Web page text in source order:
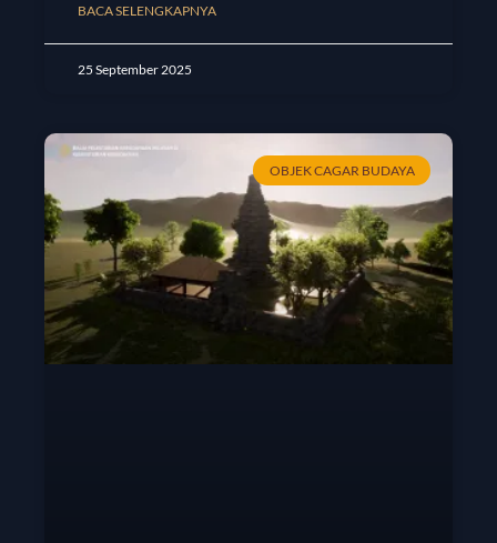
BACA SELENGKAPNYA
25 September 2025
OBJEK CAGAR BUDAYA